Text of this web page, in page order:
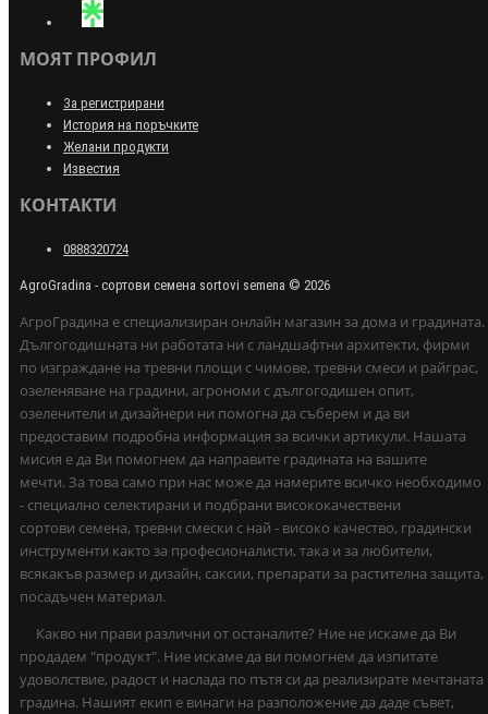
МОЯТ ПРОФИЛ
За регистрирани
История на поръчките
Желани продукти
Известия
КОНТАКТИ
0888320724
AgroGradina - сортови семена sortovi semena © 2026
АгроГрадина е специализиран онлайн магазин за дома и градината.
Дългогодишната ни работата ни с ландшафтни архитекти, фирми
по изграждане на тревни площи с чимове, тревни смеси и райграс,
озеленяване на градини, агрономи с дългогодишен опит,
озеленители и дизайнери ни помогна да съберем и да ви
предоставим подробна информация за всички артикули. Нашата
мисия е да Ви помогнем да направите градината на вашите
мечти. За това само при нас може да намерите всичко необходимо
- специално селектирани и подбрани висококачествени
сортови семена, тревни смески с най - високо качество, градински
инструменти както за професионалисти, така и за любители,
всякакъв размер и дизайн, саксии, препарати за растителна защита,
посадъчен материал.
Какво ни прави различни от останалите? Ние не искаме да Ви
продадем "продукт". Ние искаме да ви помогнем да изпитате
удоволствие, радост и наслада по пътя си да реализирате мечтаната
градина. Нашият екип е винаги на разположение да даде съвет,